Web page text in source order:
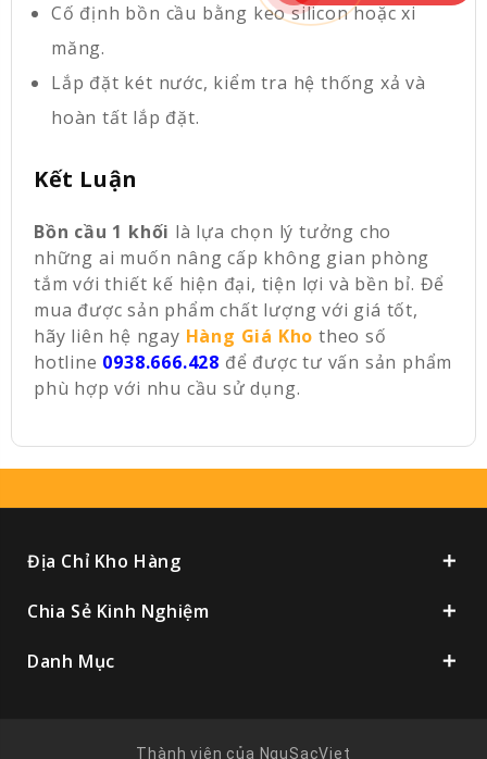
Cố định bồn cầu bằng keo silicon hoặc xi
măng.
Lắp đặt két nước, kiểm tra hệ thống xả và
hoàn tất lắp đặt.
Kết Luận
Bồn cầu 1 khối là lựa chọn lý tưởng cho
những ai muốn nâng cấp không gian phòng
tắm với thiết kế hiện đại, tiện lợi và bền bỉ. Để
mua được sản phẩm chất lượng với giá tốt,
hãy liên hệ ngay Hàng Giá Kho theo số
hotline 0938.666.428 để được tư vấn sản phẩm
phù hợp với nhu cầu sử dụng.
Địa Chỉ Kho Hàng
Chia Sẻ Kinh Nghiệm
Danh Mục
Thành viên của NguSacViet